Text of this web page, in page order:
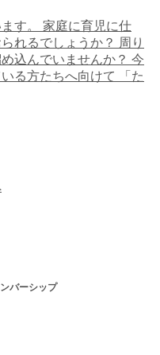
す。 家庭に育児に仕
れるでしょうか？ 周り
込んでいませんか？ 今
る方たちへ向けて 「た
バーシップ